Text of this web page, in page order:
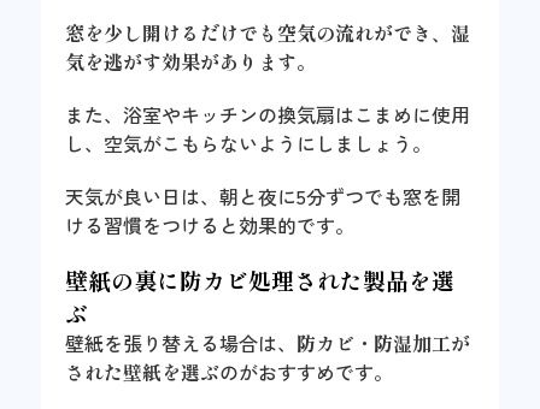
窓を少し開けるだけでも空気の流れができ、湿
気を逃がす効果があります。
また、浴室やキッチンの換気扇はこまめに使用
し、空気がこもらないようにしましょう。
天気が良い日は、朝と夜に5分ずつでも窓を開
ける習慣をつけると効果的です。
壁紙の裏に防カビ処理された製品を選
ぶ
壁紙を張り替える場合は、 防カビ・防湿加工が
された壁紙を選ぶのがおすすめです。